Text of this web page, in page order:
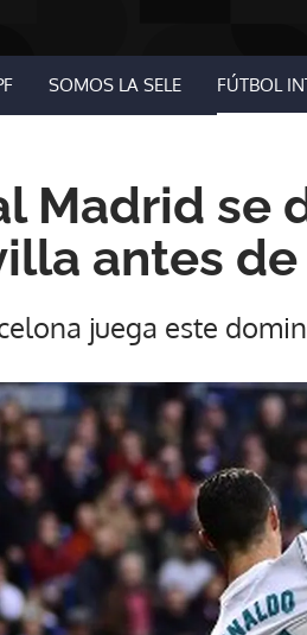
SOMOS LA SELE FÚTBOL
Madrid se
antes
juega este